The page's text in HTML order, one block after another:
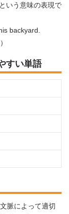
いう意味の表現で
backyard.
すい単語
脈によって適切